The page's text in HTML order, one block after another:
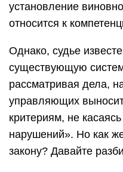
установление
относится к
Однако, судье
существующую
рассматривая дела,
управляющих
критериям, не
нарушений». Но как
закону? Давайте